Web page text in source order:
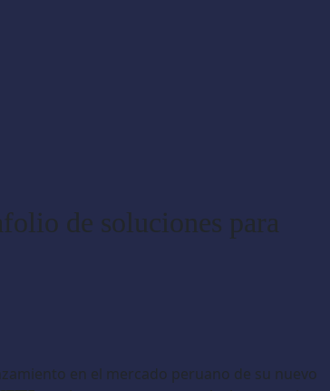
de soluciones para
en el mercado peruano de su nuevo